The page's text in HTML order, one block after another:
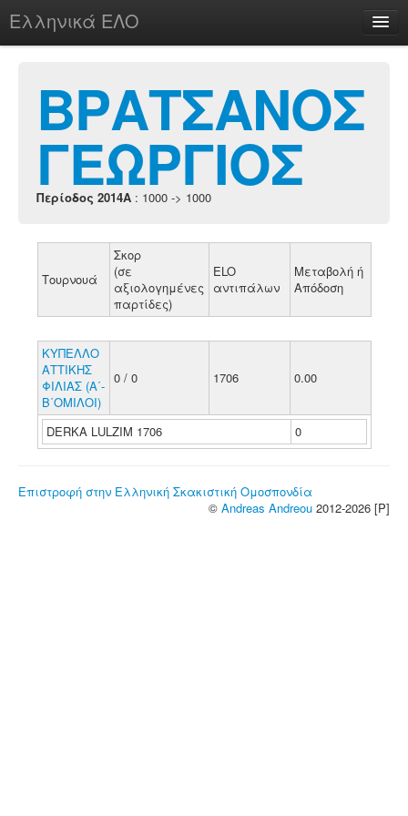
Ελληνικά ΕΛΟ
chesstu.be @ discord
Login
ΒΡΑΤΣΑΝΟΣ
ΓΕΩΡΓΙΟΣ
Περίοδος 2014A : 1000 -> 1000
Τουρνουά
Σκορ
(σε
αξιολογημένες
παρτίδες)
ELO
αντιπάλων
Μεταβολή ή
Απόδοση
ΚΥΠΕΛΛΟ
ΑΤΤΙΚΗΣ
ΦΙΛΙΑΣ (Α΄-
Β΄ΟΜΙΛΟΙ)
0 / 0 1706 0.00
DERKA LULZIM 1706 0
Επιστροφή στην Ελληνική Σκακιστική Ομοσπονδία
© Andreas Andreou 2012-2026 [P]